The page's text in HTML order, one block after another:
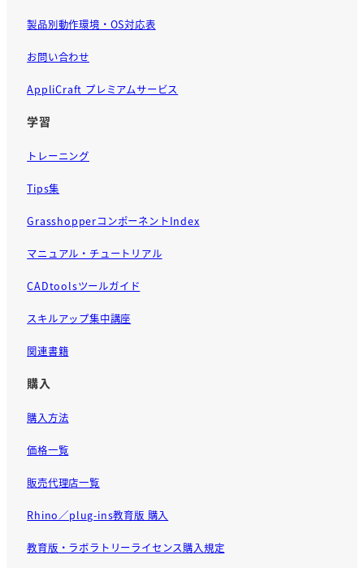
製品別動作環境・OS対応表
お問い合わせ
AppliCraft プレミアムサービス
学習
トレーニング
Tips集
GrasshopperコンポーネントIndex
マニュアル・チュートリアル
CADtoolsツールガイド
スキルアップ集中講座
関連書籍
購入
購入方法
価格一覧
販売代理店一覧
Rhino／plug-ins教育版 購入
教育版・ラボラトリーライセンス購入規定